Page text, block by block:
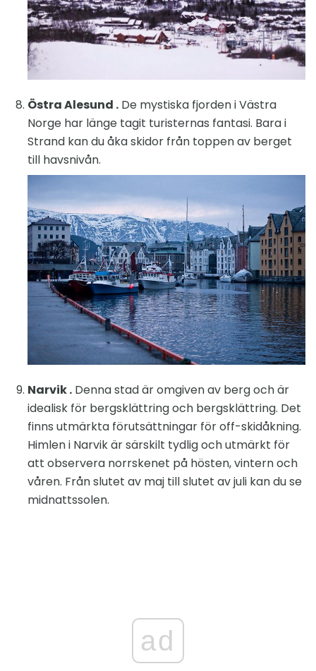
Östra Alesund . De mystiska fjorden i Västra
Norge har länge tagit turisternas fantasi. Bara i
Strand kan du åka skidor från toppen av berget
till havsnivån.
Narvik . Denna stad är omgiven av berg och är
idealisk för bergsklättring och bergsklättring. Det
finns utmärkta förutsättningar för off-skidåkning.
Himlen i Narvik är särskilt tydlig och utmärkt för
att observera norrskenet på hösten, vintern och
våren. Från slutet av maj till slutet av juli kan du se
midnattssolen.
ad